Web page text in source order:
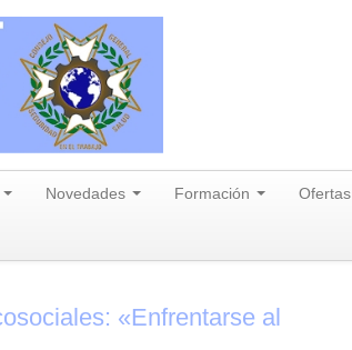
Novedades Formación Ofertas
«Enfrentarse al